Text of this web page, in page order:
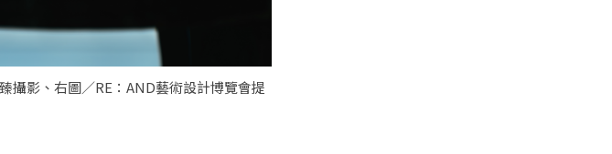
攝影、右圖／RE：AND藝術設計博覽會提